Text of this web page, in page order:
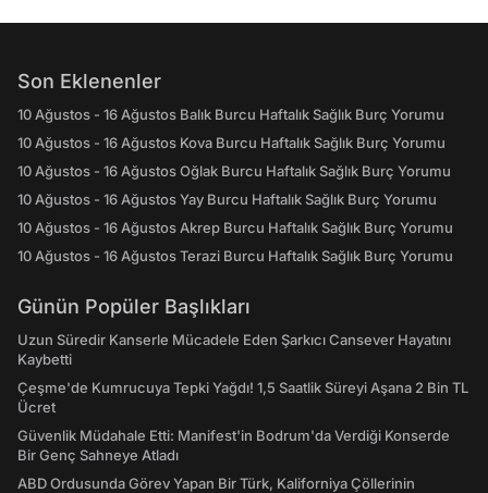
Son Eklenenler
10 Ağustos - 16 Ağustos Balık Burcu Haftalık Sağlık Burç Yorumu
10 Ağustos - 16 Ağustos Kova Burcu Haftalık Sağlık Burç Yorumu
10 Ağustos - 16 Ağustos Oğlak Burcu Haftalık Sağlık Burç Yorumu
10 Ağustos - 16 Ağustos Yay Burcu Haftalık Sağlık Burç Yorumu
10 Ağustos - 16 Ağustos Akrep Burcu Haftalık Sağlık Burç Yorumu
10 Ağustos - 16 Ağustos Terazi Burcu Haftalık Sağlık Burç Yorumu
Günün Popüler Başlıkları
Uzun Süredir Kanserle Mücadele Eden Şarkıcı Cansever Hayatını
Kaybetti
Çeşme'de Kumrucuya Tepki Yağdı! 1,5 Saatlik Süreyi Aşana 2 Bin TL
Ücret
Güvenlik Müdahale Etti: Manifest'in Bodrum'da Verdiği Konserde
Bir Genç Sahneye Atladı
ABD Ordusunda Görev Yapan Bir Türk, Kaliforniya Çöllerinin